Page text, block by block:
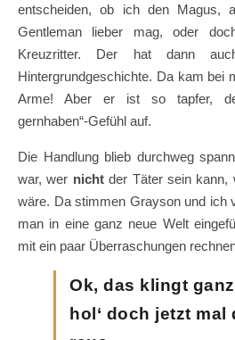
entscheiden, ob ich den Magus,
Gentleman lieber mag, oder
Kreuzritter. Der hat dann
Hintergrundgeschichte. Da kam bei
Arme! Aber er ist so tapfer,
gernhaben“-Gefühl auf.
Die Handlung blieb durchweg
war, wer nichtder Täter sein kann,
wäre. Da stimmen Grayson und ich
man in eine ganz neue Welt
mit ein paar Überraschungen
Ok, das klingt
hol‘ doch jetzt mal